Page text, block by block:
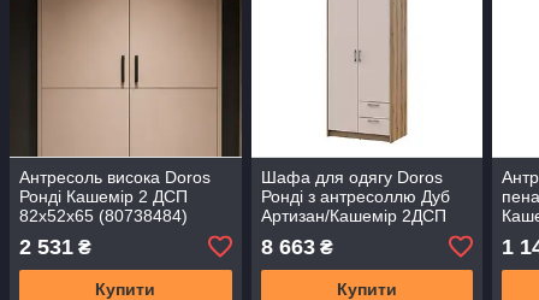
Антресоль висока Doros
Ронді Кашемір 2 ДСП
82х52х65 (80738484)
2 531 ₴
Купити
Шафа для одягу Doros
Ронді з антресоллю Дуб
Артизан/Кашемір 2ДСП
(80737809)
8 663₴
Купити
1